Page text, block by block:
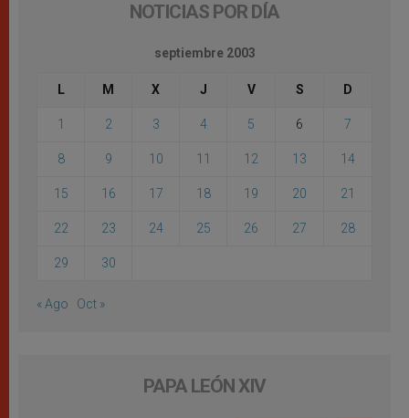
NOTICIAS POR DÍA
septiembre 2003
L M X J V S D
1 2 3 4 5 6 7
8 9 10 11 12 13 14
15 16 17 18 19 20 21
22 23 24 25 26 27 28
29 30
« Ago Oct »
PAPA LEÓN XIV